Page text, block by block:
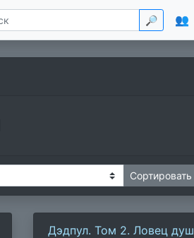
🔎 👥
Дэдпул. Том 2. Ловец душ